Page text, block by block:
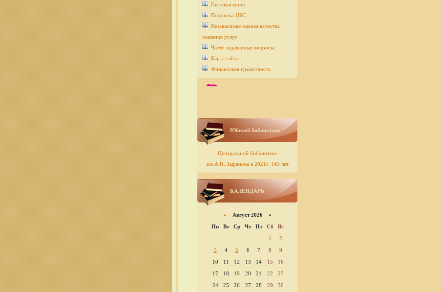
Гостевая книга
Подписка ЦБС
Независимая оценка качества
оказания услуг
Часто задаваемые вопросы
Карта сайта
Финансовая грамотность
Юбилей библиотеки
Центральной библиотеке
им.А.Н. Зырянова в 2021г. 145 лет
КАЛЕНДАРЬ
« Август 2026 »
Пн
Вт Ср Чт Пт Сб
Вс
1
2
3
4 5 6 7 8
9
10
11 12 13 14 15
16
17
18 19 20 21 22
23
24
25 26 27 28 29 30